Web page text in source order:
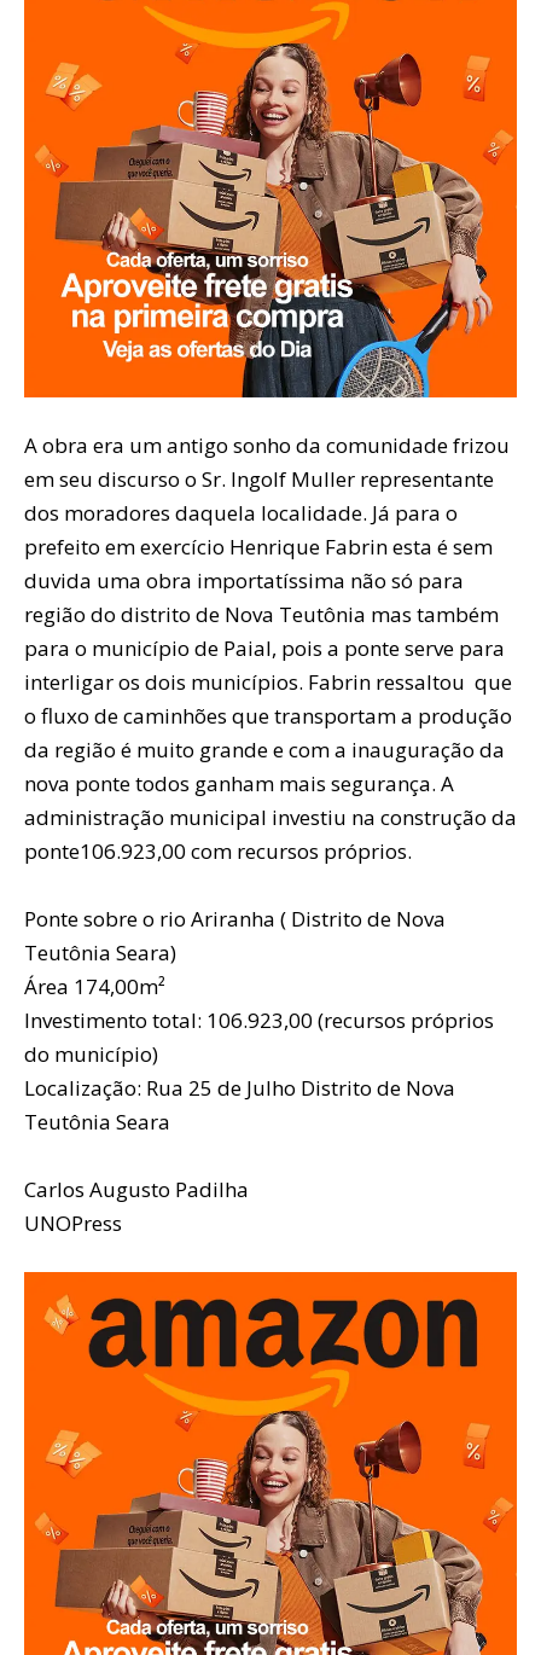
A obra era um antigo sonho da comunidade frizou
em seu discurso o Sr. Ingolf Muller representante
dos moradores daquela localidade. Já para o
prefeito em exercício Henrique Fabrin esta é sem
duvida uma obra importatíssima não só para
região do distrito de Nova Teutônia mas também
para o município de Paial, pois a ponte serve para
interligar os dois municípios. Fabrin ressaltou que
o fluxo de caminhões que transportam a produção
da região é muito grande e com a inauguração da
nova ponte todos ganham mais segurança. A
administração municipal investiu na construção da
ponte106.923,00 com recursos próprios.
Ponte sobre o rio Ariranha ( Distrito de Nova
Teutônia Seara)
Área 174,00m²
Investimento total: 106.923,00 (recursos próprios
do município)
Localização: Rua 25 de Julho Distrito de Nova
Teutônia Seara
Carlos Augusto Padilha
UNOPress